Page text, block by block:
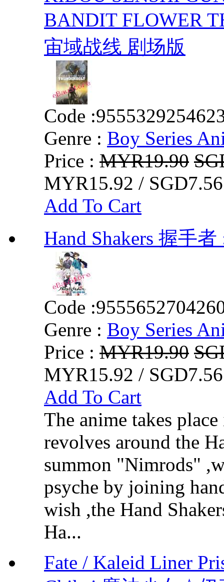
BANDIT FLOWER
宙域战线 剧场版
Code :
Genre : Boy Series
Price : MYR19.90
MYR15.92 /
Add To Cart
Hand Shakers 握手者
Code :
Genre : Boy Series
Price : MYR19.90
MYR15.92 /
Add To Cart
The anime takes
revolves around the
summon "Nimrods"
psyche by joining
wish ,the Hand
Ha...
Fate / Kaleid Liner